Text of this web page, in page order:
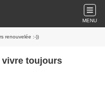
MENU
renouvelée :-))
vivre toujours